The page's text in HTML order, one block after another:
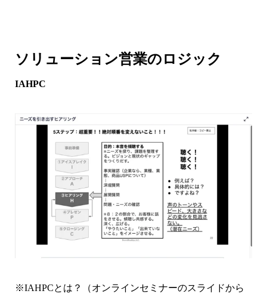
ソリューション営業のロジック
IAHPC
※IAHPCとは？（オンラインセミナーのスライドから